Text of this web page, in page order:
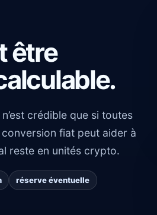
être
crédible que si toutes
fiat peut aider à
reste en unités crypto.
réserve éventuelle